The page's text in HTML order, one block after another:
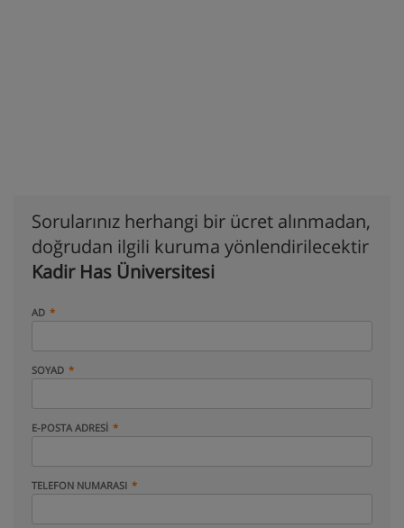
Sorularınız herhangi bir ücret alınmadan,
doğrudan ilgili kuruma yönlendirilecektir
Kadir Has Üniversitesi
AD
SOYAD
E-POSTA ADRESI
TELEFON NUMARASI